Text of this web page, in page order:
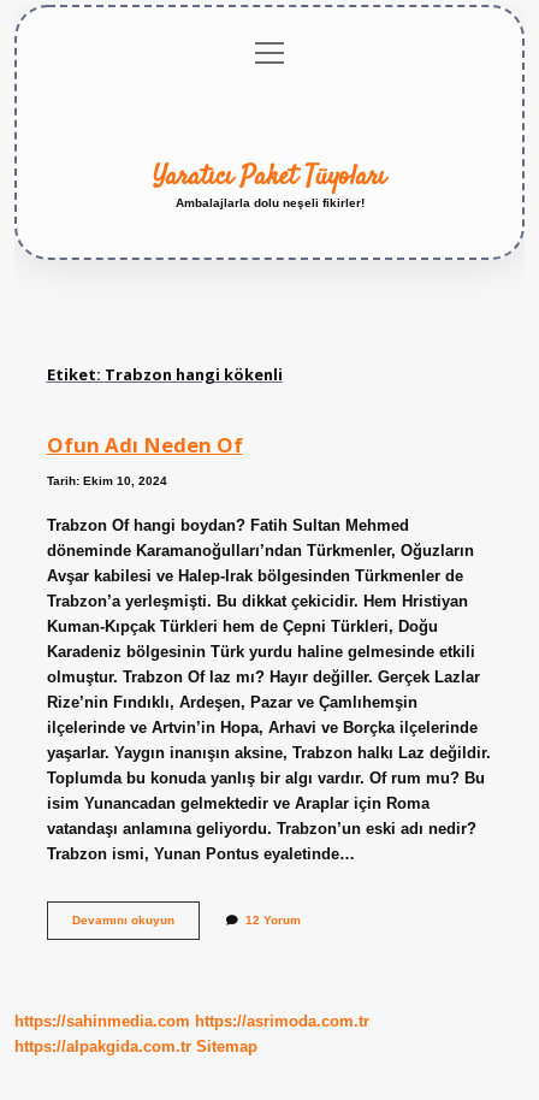
menüyü
aç
Yaratıcı Paket Tüyoları
Ambalajlarla dolu neşeli fikirler!
Etiket: Trabzon hangi kökenli
Ofun Adı Neden Of
Tarih: Ekim 10, 2024
Trabzon Of hangi boydan? Fatih Sultan Mehmed
döneminde Karamanoğulları’ndan Türkmenler, Oğuzların
Avşar kabilesi ve Halep-Irak bölgesinden Türkmenler de
Trabzon’a yerleşmişti. Bu dikkat çekicidir. Hem Hristiyan
Kuman-Kıpçak Türkleri hem de Çepni Türkleri, Doğu
Karadeniz bölgesinin Türk yurdu haline gelmesinde etkili
olmuştur. Trabzon Of laz mı? Hayır değiller. Gerçek Lazlar
Rize’nin Fındıklı, Ardeşen, Pazar ve Çamlıhemşin
ilçelerinde ve Artvin’in Hopa, Arhavi ve Borçka ilçelerinde
yaşarlar. Yaygın inanışın aksine, Trabzon halkı Laz değildir.
Toplumda bu konuda yanlış bir algı vardır. Of rum mu? Bu
isim Yunancadan gelmektedir ve Araplar için Roma
vatandaşı anlamına geliyordu. Trabzon’un eski adı nedir?
Trabzon ismi, Yunan Pontus eyaletinde…
Devamını okuyunOfun
12 Yorum
https://sahinmedia.com https://asrimoda.com.tr
https://alpakgida.com.tr Sitemap